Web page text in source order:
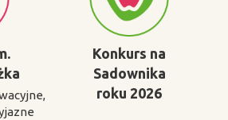
Konkurs na
Sadownika
roku 2026